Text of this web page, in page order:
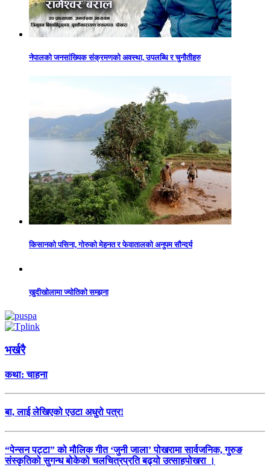
नेपालको जनसांख्यिक संक्रमणको अवस्था, उपलब्धि र चुनौतीहरु
किसानको पसिना, गोरुको मेहनत र फेवातालको अनुपम सौन्दर्य
खुदीखोलामा ज्योतिको सम्झना
भर्खरै
कथा: चाहना
बा, लाई लेखिएको एउटा अधुरो पत्र!
“पेन्सन पट्टा” को मौलिक गीत ‘जुनी जाला’ पोखरामा सार्वजनिक, गुरुङ
संस्कृतिको सुगन्ध बोकेको चलचित्रप्रति बढ्यो उत्साहपोखरा ।